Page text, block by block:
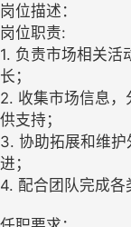
岗位描述：
岗位职责:
1. 负责市场相关活
长；
2. 收集市场信息
供支持；
3. 协助拓展和维
进；
4. 配合团队完成各